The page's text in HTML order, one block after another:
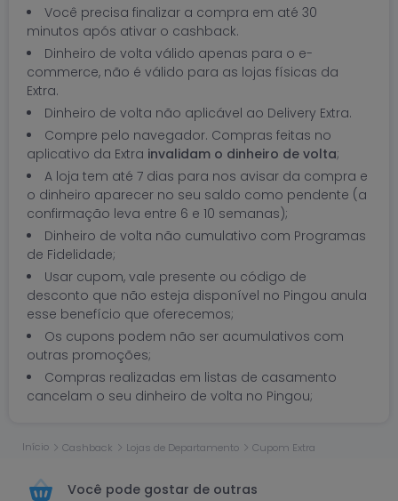
Início Cashback Lojas de Departamento Cupom Extra
Você precisa finalizar a compra em até 30
minutos após ativar o cashback.
Dinheiro de volta válido apenas para o e-
commerce, não é válido para as lojas físicas da
Extra.
Dinheiro de volta não aplicável ao Delivery Extra.
Compre pelo navegador. Compras feitas no
aplicativo da Extra invalidam o dinheiro de volta;
A loja tem até 7 dias para nos avisar da compra e
o dinheiro aparecer no seu saldo como pendente (a
confirmação leva entre 6 e 10 semanas);
Dinheiro de volta não cumulativo com Programas
de Fidelidade;
Usar cupom, vale presente ou código de
desconto que não esteja disponível no Pingou anula
esse benefício que oferecemos;
Os cupons podem não ser acumulativos com
outras promoções;
Compras realizadas em listas de casamento
cancelam o seu dinheiro de volta no Pingou;
Você pode gostar de outras